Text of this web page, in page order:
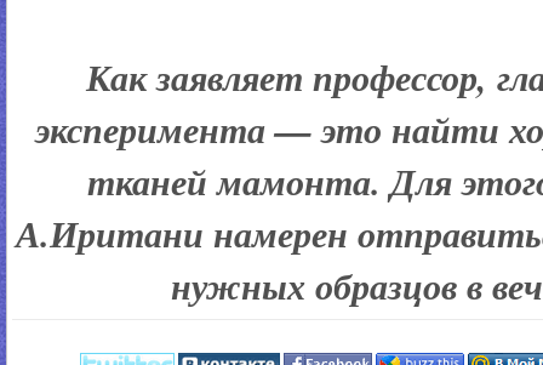
Как заявляет профессор,
эксперимента — это найти
тканей мамонта. Для
А.Иритани намерен
нужных образцов в